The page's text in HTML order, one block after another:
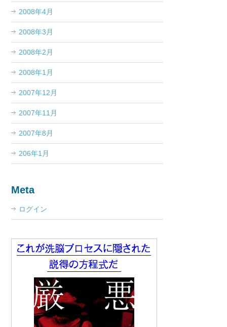
2008年4月
2008年3月
2008年2月
2008年1月
2007年12月
2007年11月
2007年8月
206年1月
Meta
ログイン